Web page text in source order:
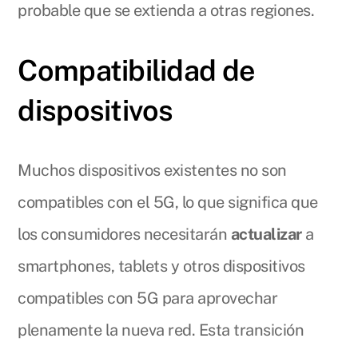
probable que se extienda a otras regiones.
Compatibilidad de
dispositivos
Muchos dispositivos existentes no son
compatibles con el 5G, lo que significa que
los consumidores necesitarán actualizara
smartphones, tablets y otros dispositivos
compatibles con 5G para aprovechar
plenamente la nueva red. Esta transición